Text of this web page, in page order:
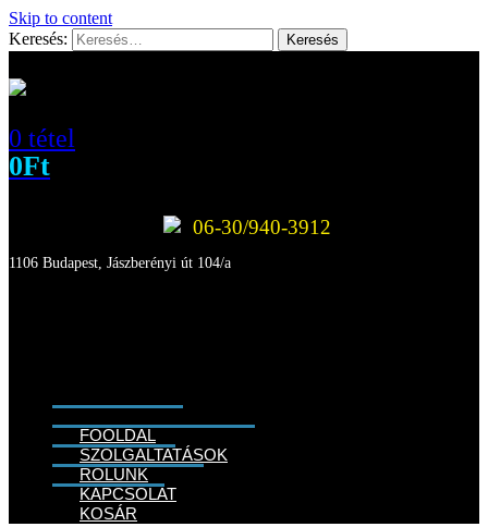
Skip to content
Keresés:
0 tétel
0Ft
06-30/940-3912
1106 Budapest, Jászberényi út 104/a
FŐOLDAL
SZOLGÁLTATÁSOK
RÓLUNK
KAPCSOLAT
KOSÁR